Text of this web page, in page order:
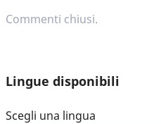
Commenti chiusi.
Lingue disponibili
Scegli una lingua